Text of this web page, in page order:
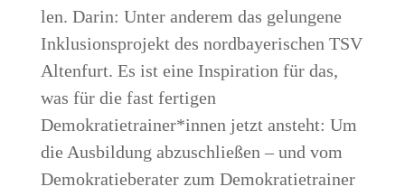
len. Dar­in: Unter ande­rem das gelun­ge­ne
Inklu­si­ons­pro­jekt des nord­baye­ri­schen TSV
Alten­furt. Es ist eine Inspi­ra­ti­on für das,
was für die fast fer­ti­gen
Demokratietrainer*innen jetzt ansteht: Um
die Aus­bil­dung abzu­schlie­ßen – und vom
Demo­kra­tie­be­ra­ter zum Demo­kra­tie­trai­ner